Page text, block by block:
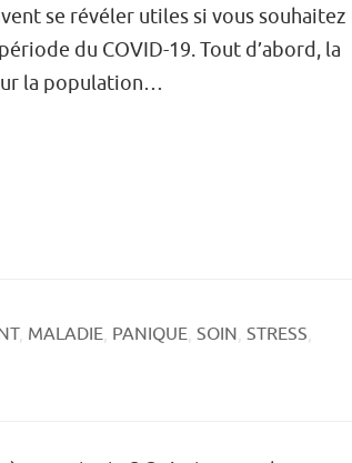
se révéler utiles si vous souhaitez
du COVID-19. Tout d’abord, la
la population…
, MALADIE, PANIQUE, SOIN, STRESS,